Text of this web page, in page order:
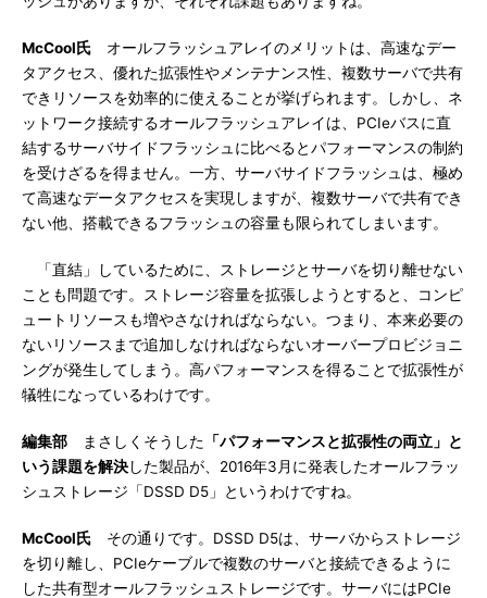
McCool氏 オールフラッシュアレイのメリットは、高速なデー
タアクセス、優れた拡張性やメンテナンス性、複数サーバで共有
できリソースを効率的に使えることが挙げられます。しかし、ネ
ットワーク接続するオールフラッシュアレイは、PCIeバスに直
結するサーバサイドフラッシュに比べるとパフォーマンスの制約
を受けざるを得ません。一方、サーバサイドフラッシュは、極め
て高速なデータアクセスを実現しますが、複数サーバで共有でき
ない他、搭載できるフラッシュの容量も限られてしまいます。
「直結」しているために、ストレージとサーバを切り離せない
ことも問題です。ストレージ容量を拡張しようとすると、コンピ
ュートリソースも増やさなければならない。つまり、本来必要の
ないリソースまで追加しなければならないオーバープロビジョニ
ングが発生してしまう。高パフォーマンスを得ることで拡張性が
犠牲になっているわけです。
編集部 まさしくそうした 「パフォーマンスと拡張性の両立」と
いう課題を解決した製品が、2016年3月に発表したオールフラッ
シュストレージ「DSSD D5」というわけですね。
McCool氏 その通りです。DSSD D5は、サーバからストレージ
を切り離し、PCIeケーブルで複数のサーバと接続できるように
した共有型オールフラッシュストレージです。サーバにはPCIe